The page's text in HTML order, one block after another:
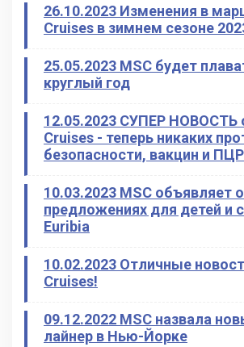
26.10.2023 Изменения в
Cruises в зимнем сезоне
25.05.2023 MSC будет
круглый год
12.05.2023 СУПЕР НОВОСТЬ
Cruises - теперь никаких
безопасности, вакцин и
10.03.2023 MSC объявляет о
предложениях для детей и
Euribia
10.02.2023 Отличные
Cruises!
09.12.2022 MSC назвала
лайнер в Нью-Йорке